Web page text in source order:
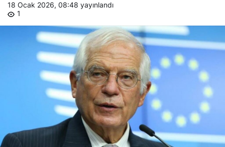
18 Ocak 2026, 08:48 yayınlandı
1